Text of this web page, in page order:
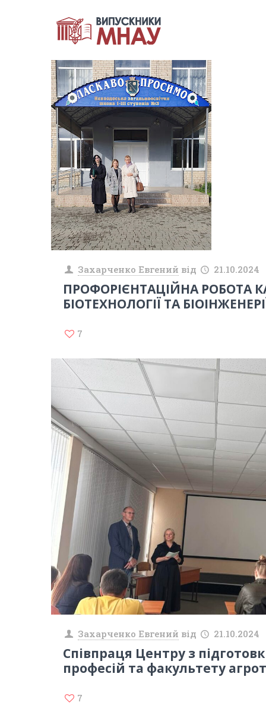
Захарченко Евгений від 21.10.2024
ПРОФОРІЄНТАЦІЙНА РОБОТА
БІОТЕХНОЛОГІЇ ТА
7
Захарченко Евгений від 21.10.2024
Співпраця Центру з
професій та факультету
7